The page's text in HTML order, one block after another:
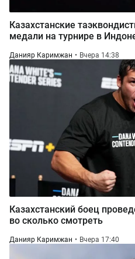
Казахстанские
медали на турнире в
Данияр Каримжан Вчера 14:38
Казахстанский боец
во сколько смотреть
Данияр Каримжан Вчера 17:40